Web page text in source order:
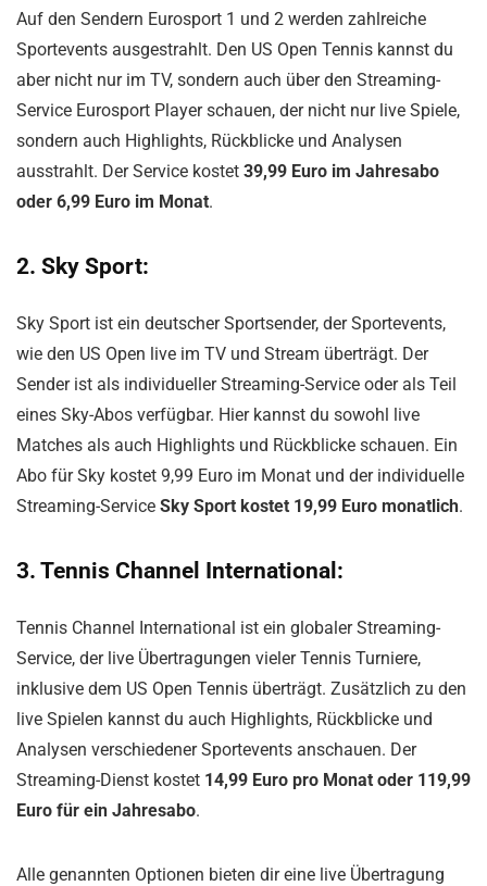
Auf den Sendern Eurosport 1 und 2 werden zahlreiche
Sportevents ausgestrahlt. Den US Open Tennis kannst du
aber nicht nur im TV, sondern auch über den Streaming-
Service Eurosport Player schauen, der nicht nur live Spiele,
sondern auch Highlights, Rückblicke und Analysen
ausstrahlt. Der Service kostet 39,99 Euro im Jahresabo
oder 6,99 Euro im Monat.
2. Sky Sport:
Sky Sport ist ein deutscher Sportsender, der Sportevents,
wie den US Open live im TV und Stream überträgt. Der
Sender ist als individueller Streaming-Service oder als Teil
eines Sky-Abos verfügbar. Hier kannst du sowohl live
Matches als auch Highlights und Rückblicke schauen. Ein
Abo für Sky kostet 9,99 Euro im Monat und der individuelle
Streaming-Service Sky Sport kostet 19,99 Euro monatlich.
3. Tennis Channel International:
Tennis Channel International ist ein globaler Streaming-
Service, der live Übertragungen vieler Tennis Turniere,
inklusive dem US Open Tennis überträgt. Zusätzlich zu den
live Spielen kannst du auch Highlights, Rückblicke und
Analysen verschiedener Sportevents anschauen. Der
Streaming-Dienst kostet 14,99 Euro pro Monat oder 119,99
Euro für ein Jahresabo.
Alle genannten Optionen bieten dir eine live Übertragung